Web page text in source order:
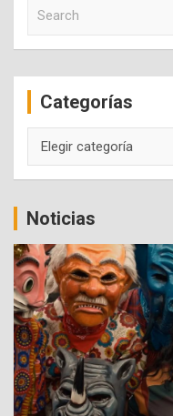
c
Categorías
Noticias